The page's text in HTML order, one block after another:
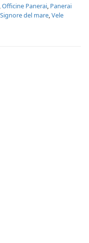
,Officine Panerai, Panerai
Signore del mare,Vele